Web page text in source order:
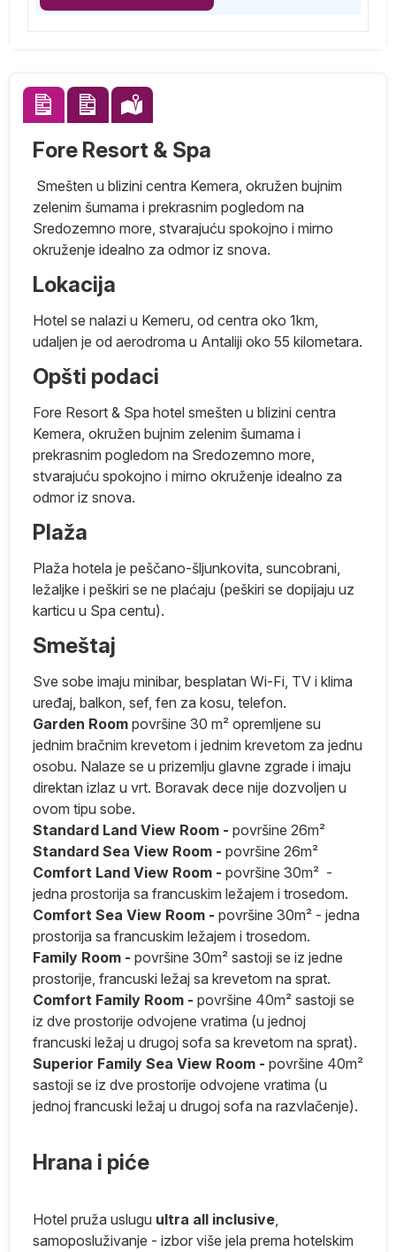
Fore Resort & Spa
Smešten u blizini centra Kemera, okružen bujnim
zelenim šumama i prekrasnim pogledom na
Sredozemno more, stvarajuću spokojno i mirno
okruženje idealno za odmor iz snova.
Lokacija
Hotel se nalazi u Kemeru, od centra oko 1km,
udaljen je od aerodroma u Antaliji oko 55 kilometara.
Opšti podaci
Fore Resort & Spa hotel smešten u blizini centra
Kemera, okružen bujnim zelenim šumama i
prekrasnim pogledom na Sredozemno more,
stvarajuću spokojno i mirno okruženje idealno za
odmor iz snova.
Plaža
Plaža hotela je peščano-šljunkovita, suncobrani,
ležaljke i peškiri se ne plaćaju (peškiri se dopijaju uz
karticu u Spa centu).
Smeštaj
Sve sobe imaju minibar, besplatan Wi-Fi, TV i klima
uređaj, balkon, sef, fen za kosu, telefon.
Garden Room površine 30 m² opremljene su
jednim bračnim krevetom i jednim krevetom za jednu
osobu. Nalaze se u prizemlju glavne zgrade i imaju
direktan izlaz u vrt. Boravak dece nije dozvoljen u
ovom tipu sobe.
Standard Land View Room - površine 26m²
Standard Sea View Room - površine 26m²
Comfort Land View Room - površine 30m² -
jedna prostorija sa francuskim ležajem i trosedom.
Comfort Sea View Room - površine 30m² - jedna
prostorija sa francuskim ležajem i trosedom.
Family Room - površine 30m² sastoji se iz jedne
prostorije, francuski ležaj sa krevetom na sprat.
Comfort Family Room - površine 40m² sastoji se
iz dve prostorije odvojene vratima (u jednoj
francuski ležaj u drugoj sofa sa krevetom na sprat).
Superior Family Sea View Room - površine 40m²
sastoji se iz dve prostorije odvojene vratima (u
jednoj francuski ležaj u drugoj sofa na razvlačenje).
Hrana i piće
Hotel pruža uslugu ultra all inclusive
samoposluživanje - izbor više jela prema hotelskim